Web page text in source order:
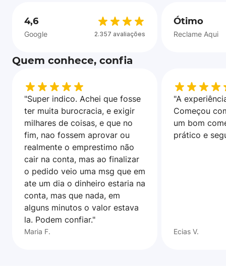
4,6
Google 2.357 avaliações
Ótimo
Reclame Aqui
Quem conhece, confia
"Super indico. Achei que fosse
ter muita burocracia, e exigir
milhares de coisas, e que no
fim, nao fossem aprovar ou
realmente o emprestimo não
cair na conta, mas ao finalizar
o pedido veio uma msg que em
ate um dia o dinheiro estaria na
conta, mas que nada, em
alguns minutos o valor estava
la. Podem confiar."
Maria F.
"A
Começou
um bom
prático e
Ecias V.